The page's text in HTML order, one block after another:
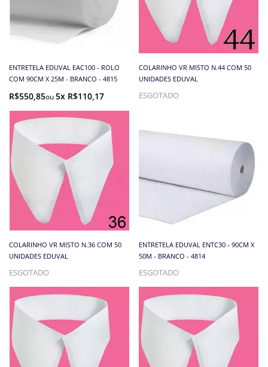
ENTRETELA EDUVAL EAC100 - ROLO
COM 90CM X 25M - BRANCO - 4815
R$550,85 5x R$110,17
COLARINHO VR MISTO N.44 COM 50
UNIDADES EDUVAL
ESGOTADO
COLARINHO VR MISTO N.36 COM 50
UNIDADES EDUVAL
ESGOTADO
ENTRETELA EDUVAL ENTC30 - 90CM X
50M - BRANCO - 4814
ESGOTADO